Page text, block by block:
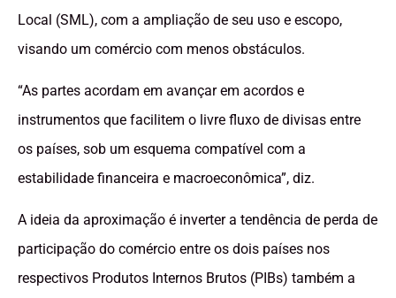
Local (SML), com a ampliação de seu uso e escopo,
visando um comércio com menos obstáculos.
“As partes acordam em avançar em acordos e
instrumentos que facilitem o livre fluxo de divisas entre
os países, sob um esquema compatível com a
estabilidade financeira e macroeconômica”, diz.
A ideia da aproximação é inverter a tendência de perda de
participação do comércio entre os dois países nos
respectivos Produtos Internos Brutos (PIBs) também a